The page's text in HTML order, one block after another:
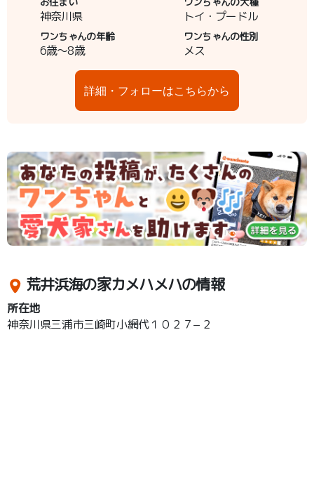
神奈川県 トイ・プードル
ワンちゃんの年齢
6歳～8歳
ワンちゃんの性別
メス
詳細・フォローはこちらから
荒井浜海の家カメハメハの情報
所在地
神奈川県三浦市三崎町小網代１０２７−２